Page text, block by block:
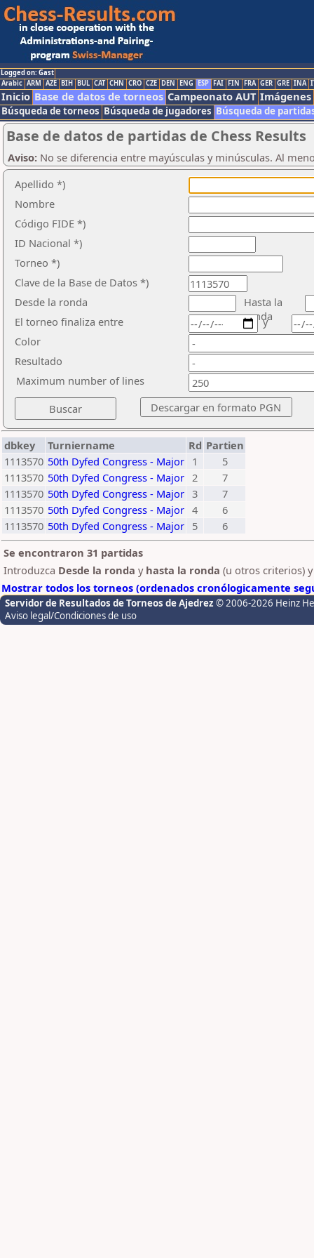
Logged on: Gast
Arabic ARM AZE BIH BUL CAT CHN CRO CZE DEN ENG ESP FAI FIN FRA GER GRE INA
Inicio Base de datos de torneos Campeonato AUT Imágenes
Búsqueda de torneos Búsqueda de jugadores Búsqueda de
Base de datos de partidas de Chess Results
Aviso: No se diferencia entre mayúsculas y minúsculas. Al
Apellido *)
Nombre
Código FIDE *)
ID Nacional *)
Torneo *)
Clave de la Base de Datos *)
Desde la ronda
Hasta la
ronda
El torneo finaliza entre
Color
Resultado
y
Maximum number of lines
dbkey Turniername Rd Partien
1113570 50th Dyfed Congress - Major 1
5
1113570 50th Dyfed Congress - Major 2
7
1113570 50th Dyfed Congress - Major 3
7
1113570 50th Dyfed Congress - Major 4
6
1113570 50th Dyfed Congress - Major 5
6
Se encontraron 31 partidas
Introduzca Desde la ronda y hasta la ronda (u otros criterios)
Mostrar todos los torneos (ordenados cronólogicamente
Servidor de Resultados de Torneos de Ajedrez © 2006-2026 Heinz
Aviso legal/Condiciones de uso